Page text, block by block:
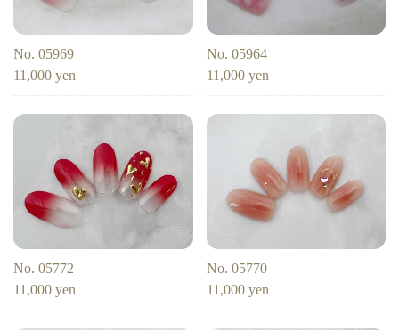
No. 05969
11,000 yen
No. 05964
11,000 yen
No. 05772
11,000 yen
No. 05770
11,000 yen